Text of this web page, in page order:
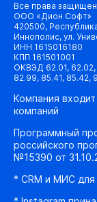
Все права
ООО «Дион Софт»
420500,
Иннополис, ул.
ИНН 1615016180
КПП 161501001
ОКВЭД 62.01, 62.02,
82.99, 85.41, 85.42,
Компания
компаний
Программный
российского
№15390 от
* CRM и МИС